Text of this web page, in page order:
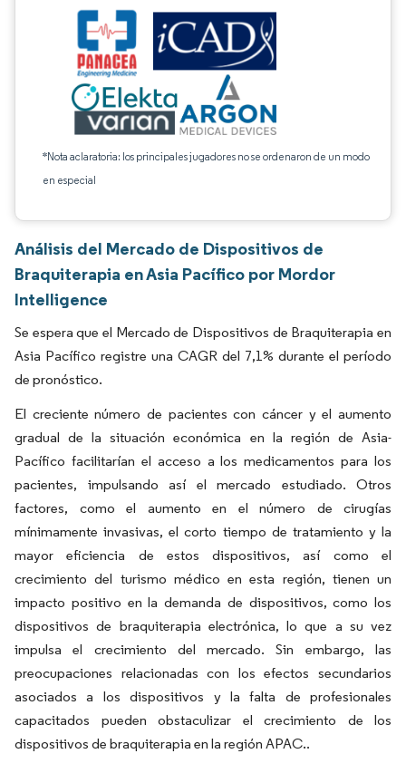
*Nota aclaratoria: los principales jugadores no se ordenaron de un modo
en especial
Análisis del Mercado de Dispositivos de
Braquiterapia en Asia Pacífico por Mordor
Intelligence
Se espera que el Mercado de Dispositivos de Braquiterapia en
Asia Pacífico registre una CAGR del 7,1% durante el período
de pronóstico.
El creciente número de pacientes con cáncer y el aumento
gradual de la situación económica en la región de Asia-
Pacífico facilitarían el acceso a los medicamentos para los
pacientes, impulsando así el mercado estudiado. Otros
factores, como el aumento en el número de cirugías
mínimamente invasivas, el corto tiempo de tratamiento y la
mayor eficiencia de estos dispositivos, así como el
crecimiento del turismo médico en esta región, tienen un
impacto positivo en la demanda de dispositivos, como los
dispositivos de braquiterapia electrónica, lo que a su vez
impulsa el crecimiento del mercado. Sin embargo, las
preocupaciones relacionadas con los efectos secundarios
asociados a los dispositivos y la falta de profesionales
capacitados pueden obstaculizar el crecimiento de los
dispositivos de braquiterapia en la región APAC..